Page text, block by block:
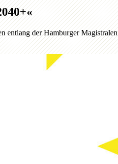
entlang der Hamburger Magistralen